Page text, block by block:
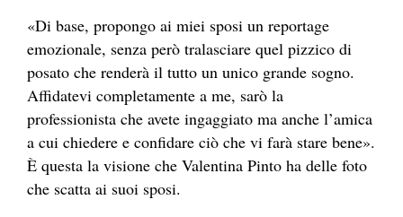
«Di base, propongo ai miei sposi un reportage
emozionale, senza però tralasciare quel pizzico di
posato che renderà il tutto un unico grande sogno.
Affidatevi completamente a me, sarò la
professionista che avete ingaggiato ma anche l’amica
a cui chiedere e confidare ciò che vi farà stare bene».
È questa la visione che Valentina Pinto ha delle foto
che scatta ai suoi sposi.